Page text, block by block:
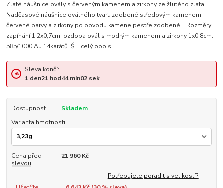
Zlaté náušnice ovály s červeným kamenem a zirkony ze žlutého zlata.
Nadčasové náušnice oválného tvaru zdobené středovým kamenem
červené barvy a zirkony po obvodu kamene pestře zdobené. Rozměry:
zapínání 1,2x0,7cm, ozdoba ovál s modrým kamenem a zirkony 1x0,8cm.
585/1000 Au 14karátů. Š... celý popis
Sleva končí:
1 den21 hod44min01sek
Dostupnost
Skladem
Varianta hmotnosti
Cena před
slevou
21 960 Kč
Potřebujete poradit s velikostí?